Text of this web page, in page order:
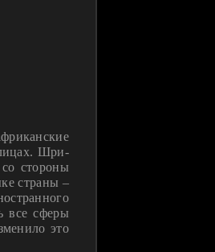
Шри-
стороны
страны –
все сферы
это